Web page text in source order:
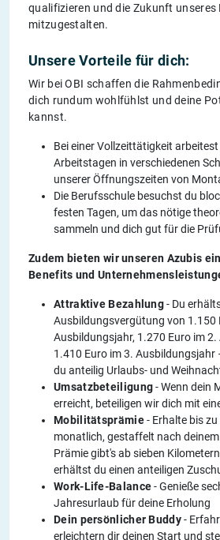
qualifizieren und die Zukunft
mitzugestalten.
Unsere Vorteile für dich:
Wir bei OBI schaffen die
dich rundum wohlfühlst und deine
kannst.
Bei einer Vollzeittätigkeit
Arbeitstagen in verschiedenen
unserer Öffnungszeiten von
Die Berufsschule besuchst du
festen Tagen, um das nötige
sammeln und dich gut für die
Zudem bieten wir unseren Azubis
Benefits und
Attraktive Bezahlung- Du
Ausbildungsvergütung von 1.150
Ausbildungsjahr, 1.270 Euro im
1.410 Euro im 3.
du anteilig Urlaubs- und
Umsatzbeteiligung- Wenn dein
erreicht, beteiligen wir dich mit
Mobilitätsprämie- Erhalte bis
monatlich, gestaffelt nach
Prämie gibt's ab sieben
erhältst du einen anteiligen
Work-Life-Balance- Genieße
Jahresurlaub für deine Erholung
Dein persönlicher Buddy-
erleichtern dir deinen Start und